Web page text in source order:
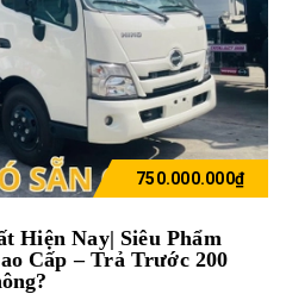
750.000.000₫
Hiện Nay| Siêu Phẩm
Cấp – Trả Trước 200